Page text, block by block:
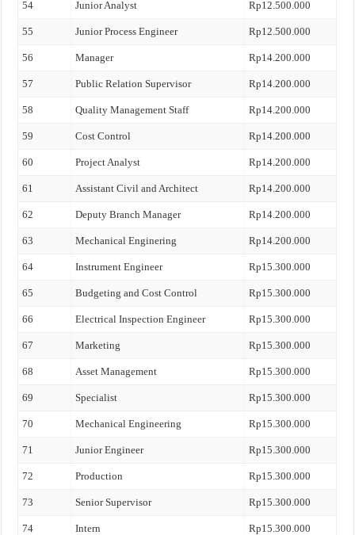
54 Junior Analyst Rp12.500.000
55 Junior Process Engineer Rp12.500.000
56 Manager Rp14.200.000
57 Public Relation Supervisor Rp14.200.000
58 Quality Management Staff Rp14.200.000
59 Cost Control Rp14.200.000
60 Project Analyst Rp14.200.000
61 Assistant Civil and Architect Rp14.200.000
62 Deputy Branch Manager Rp14.200.000
63 Mechanical Enginering Rp14.200.000
64 Instrument Engineer Rp15.300.000
65 Budgeting and Cost Control Rp15.300.000
66 Electrical Inspection Engineer Rp15.300.000
67 Marketing Rp15.300.000
68 Asset Management Rp15.300.000
69 Specialist Rp15.300.000
70 Mechanical Engineering Rp15.300.000
71 Junior Engineer Rp15.300.000
72 Production Rp15.300.000
73 Senior Supervisor Rp15.300.000
74 Intern Rp15.300.000